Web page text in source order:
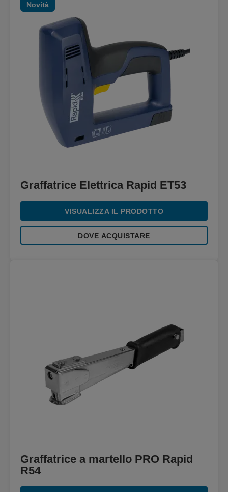
Novità
Graffatrice Elettrica Rapid ET53
VISUALIZZA IL PRODOTTO
DOVE ACQUISTARE
Graffatrice a martello PRO Rapid
R54